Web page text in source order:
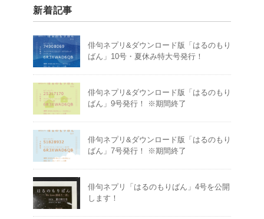
新着記事
俳句ネプリ&ダウンロード版「はるのもり
ばん」10号・夏休み特大号発行！
俳句ネプリ&ダウンロード版「はるのもり
ばん」9号発行！ ※期間終了
俳句ネプリ&ダウンロード版「はるのもり
ばん」7号発行！ ※期間終了
俳句ネプリ「はるのもりばん」4号を公開
します！